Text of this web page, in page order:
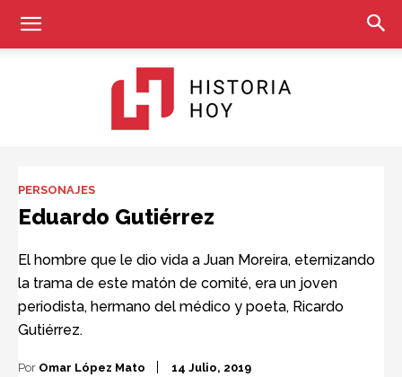
Hoy
PERSONAJES
Eduardo Gutiérrez
El hombre que le dio vida a Juan Moreira, eternizando
la trama de este matón de comité, era un joven
periodista, hermano del médico y poeta, Ricardo
Gutiérrez.
Por Omar López Mato 14 Julio, 2019